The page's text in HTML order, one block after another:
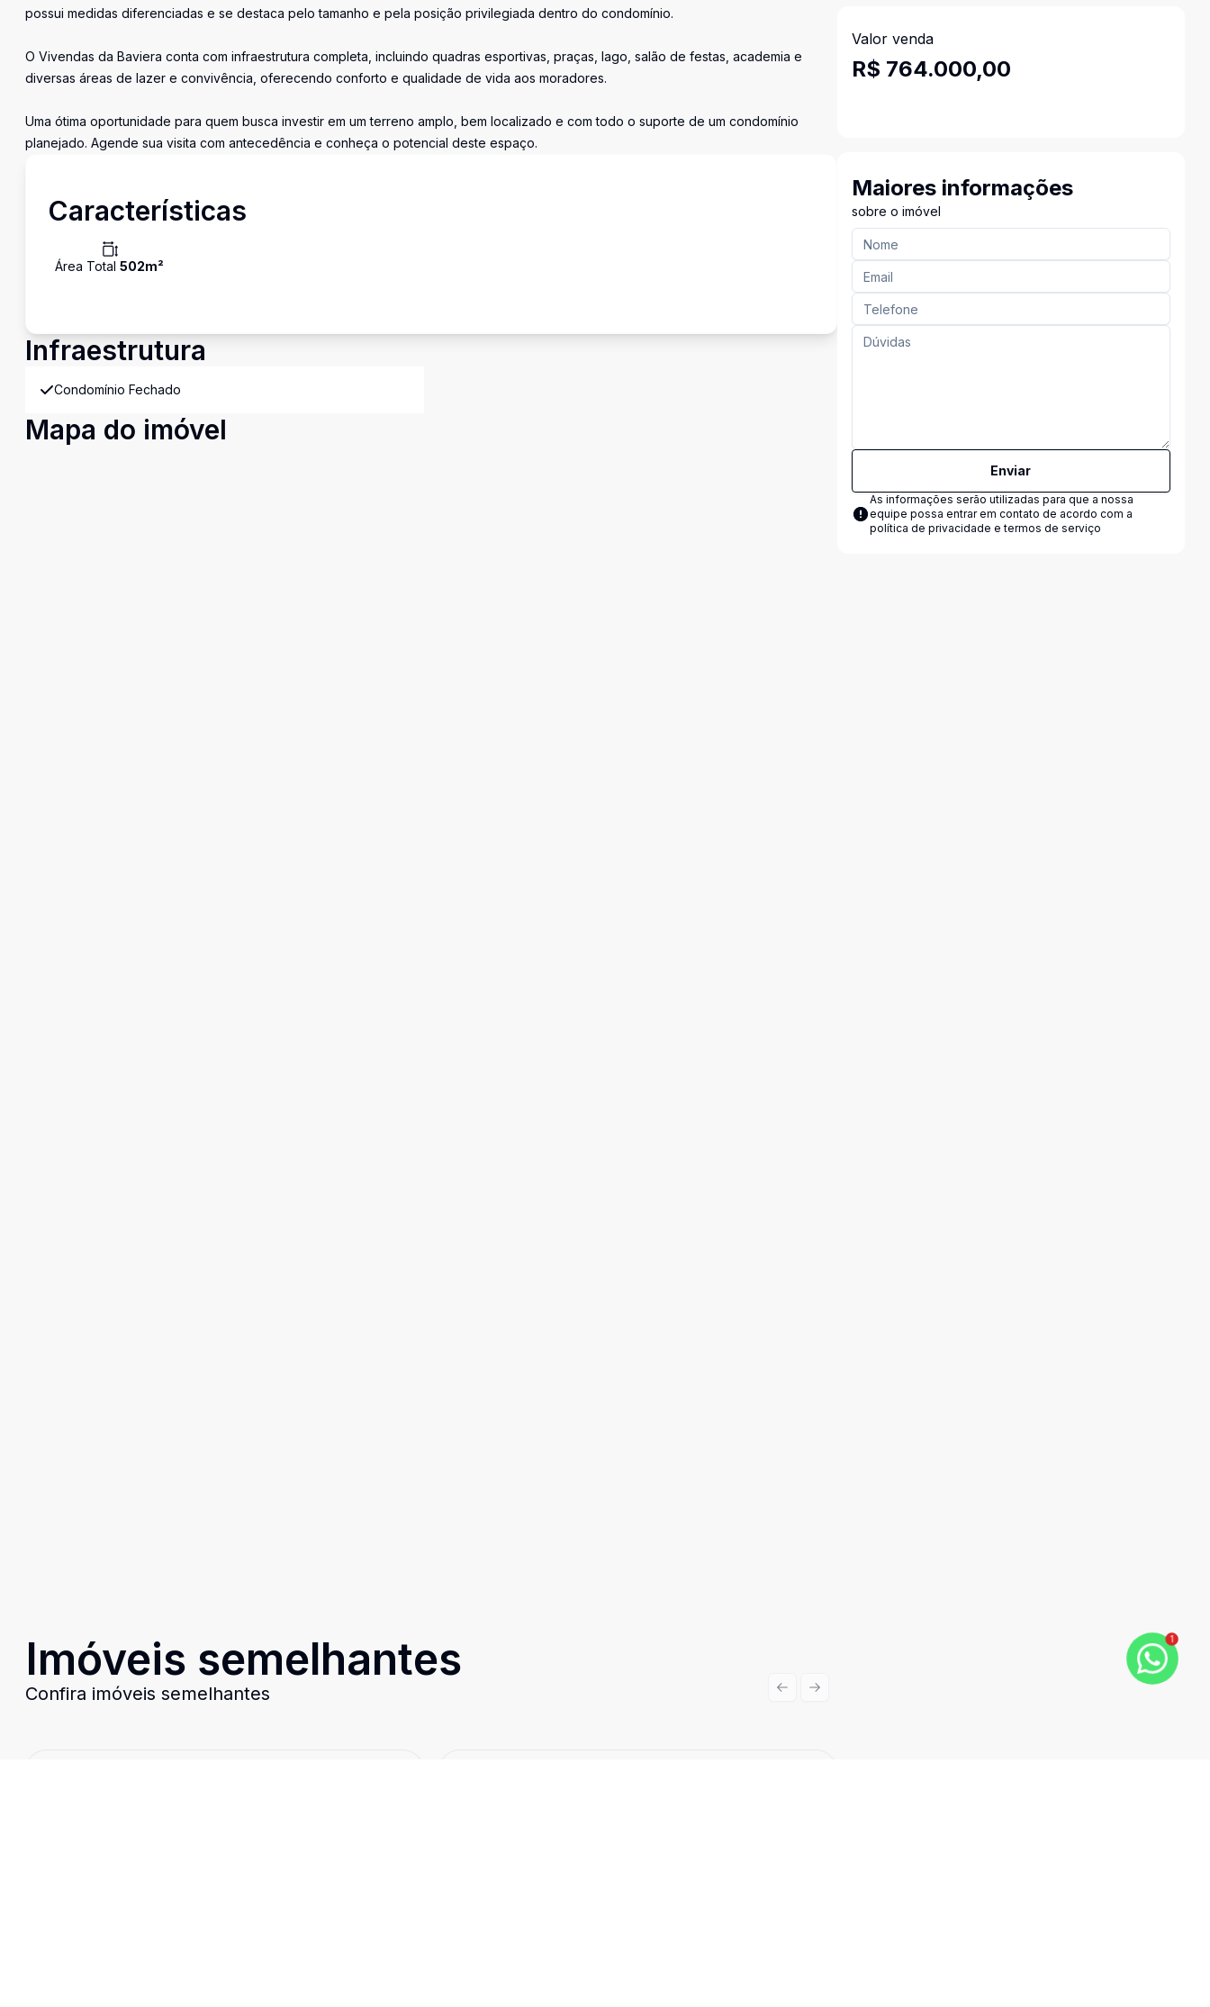
possui medidas diferenciadas e se destaca pelo tamanho e pela posição privilegiada dentro do condomínio.
O Vivendas da Baviera conta com infraestrutura completa, incluindo quadras esportivas, praças, lago, salão de festas, academia e
diversas áreas de lazer e convivência, oferecendo conforto e qualidade de vida aos moradores.
Uma ótima oportunidade para quem busca investir em um terreno amplo, bem localizado e com todo o suporte de um condomínio
planejado. Agende sua visita com antecedência e conheça o potencial deste espaço.
Características
Área Total 502m²
Infraestrutura
Condomínio Fechado
Mapa do imóvel
Imóveis semelhantes
Confira imóveis semelhantes Previous slide
Next slide
Valor venda
R$ 764.000,00
Maiores informações
sobre o imóvel
Enviar
As informações serão utilizadas para que a nossa
equipe possa entrar em contato de acordo com a
política de privacidade e termos de serviço
1